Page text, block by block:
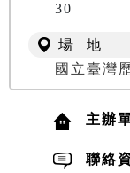
30
場 地
國立臺灣
主辦
聯絡